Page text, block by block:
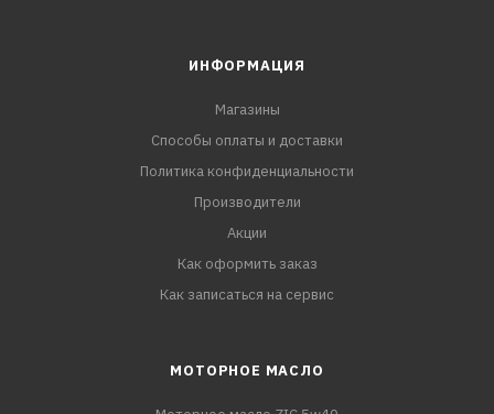
ИНФОРМАЦИЯ
Магазины
Способы оплаты и доставки
Политика конфиденциальности
Производители
Акции
Как оформить заказ
Как записаться на сервис
МОТОРНОЕ МАСЛО